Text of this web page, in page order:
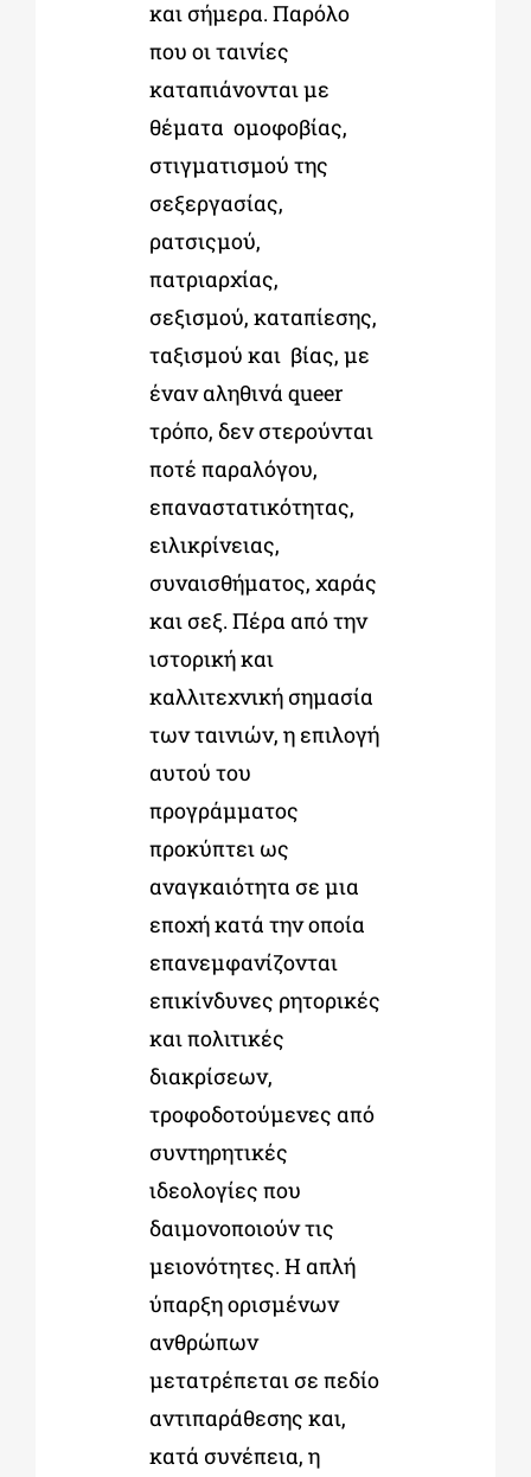
και σήμερα. Παρόλο
που οι ταινίες
καταπιάνονται με
θέματα ομοφοβίας,
στιγματισμού της
σεξεργασίας,
ρατσιςμού,
πατριαρχίας,
σεξισμού, καταπίεσης,
ταξισμού και βίας, με
έναν αληθινά queer
τρόπο, δεν στερούνται
ποτέ παραλόγου,
επαναστατικότητας,
ειλικρίνειας,
συναισθήματος, χαράς
και σεξ. Πέρα από την
ιστορική και
καλλιτεχνική σημασία
των ταινιών, η επιλογή
αυτού του
προγράμματος
προκύπτει ως
αναγκαιότητα σε μια
εποχή κατά την οποία
επανεμφανίζονται
επικίνδυνες ρητορικές
και πολιτικές
διακρίσεων,
τροφοδοτούμενες από
συντηρητικές
ιδεολογίες που
δαιμονοποιούν τις
μειονότητες. Η απλή
ύπαρξη ορισμένων
ανθρώπων
μετατρέπεται σε πεδίο
αντιπαράθεσης και,
κατά συνέπεια, η